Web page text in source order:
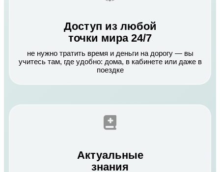
Доступ из любой
точки мира 24/7
не нужно тратить время и деньги на дорогу — вы
учитесь там, где удобно: дома, в кабинете или даже в
поездке
Актуальные
знания